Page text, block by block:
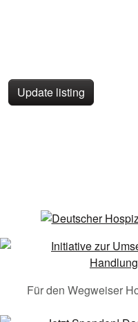
Update listing
Für den Wegweiser